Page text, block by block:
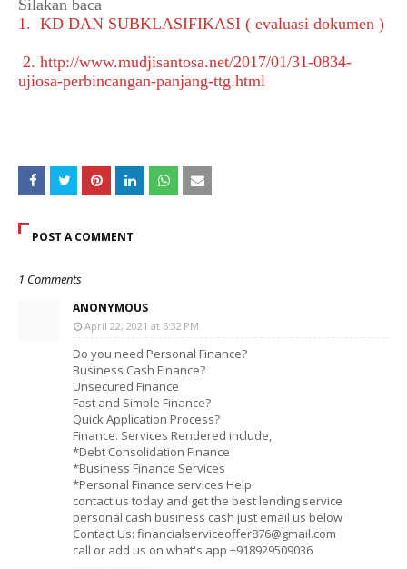
Silakan baca
1. KD DAN SUBKLASIFIKASI ( evaluasi dokumen )
2. http://www.mudjisantosa.net/2017/01/31-0834-
ujiosa-perbincangan-panjang-ttg.html
POST A COMMENT
1 Comments
ANONYMOUS
April 22, 2021 at 6:32 PM
Do you need Personal Finance?
Business Cash Finance?
Unsecured Finance
Fast and Simple Finance?
Quick Application Process?
Finance. Services Rendered include,
*Debt Consolidation Finance
*Business Finance Services
*Personal Finance services Help
contact us today and get the best lending service
personal cash business cash just email us below
Contact Us: financialserviceoffer876@gmail.com
call or add us on what's app +918929509036